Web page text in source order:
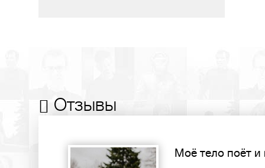
Отзывы
Моё тело поёт и
Сердечно
Очень